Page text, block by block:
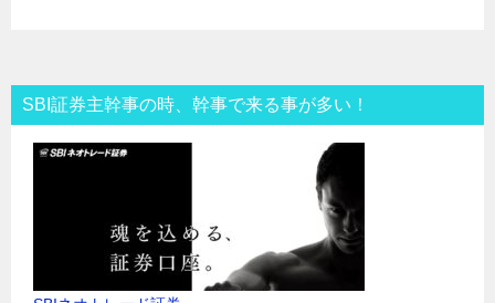
SBI証券主幹事の時、幹事で来る事が多い！